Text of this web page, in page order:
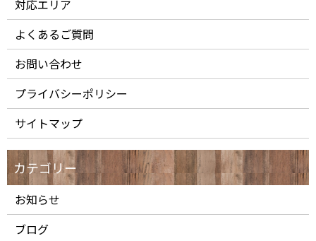
対応エリア
よくあるご質問
お問い合わせ
プライバシーポリシー
サイトマップ
お知らせ
ブログ